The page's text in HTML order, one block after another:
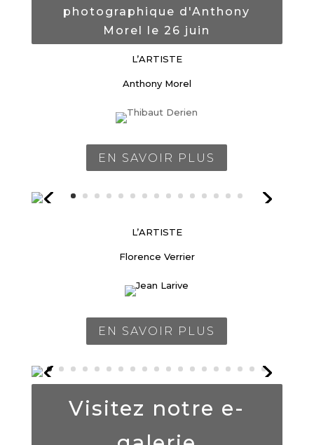
photographique d'Anthony
Morel le 26 juin
L’ARTISTE
Anthony Morel
EN SAVOIR PLUS
L’ARTISTE
Florence Verrier
EN SAVOIR PLUS
Visitez notre e-